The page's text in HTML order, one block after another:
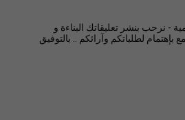
- نرحب بنشر تعليقاتك البناءة و
بإهتمام لطلباتكم وآرائكم .. بالتوفيق